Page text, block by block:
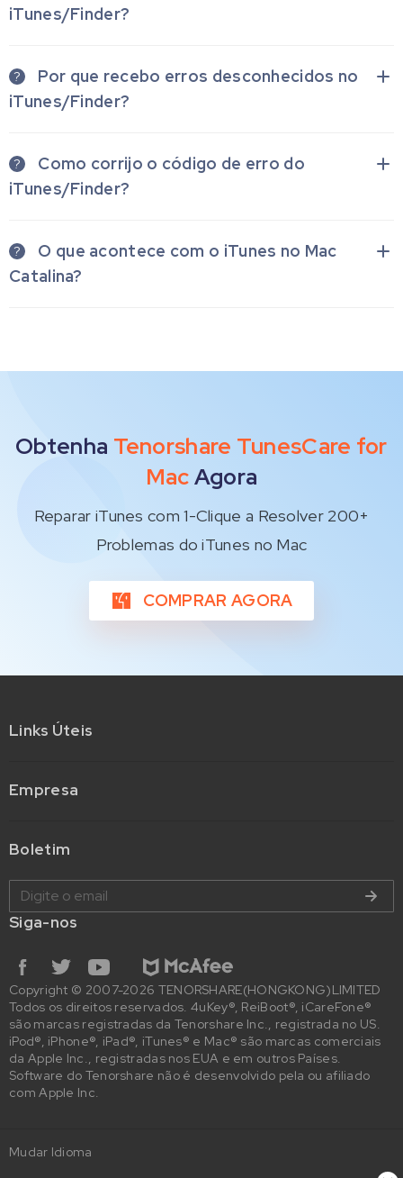
iTunes/Finder?
?
Por que recebo erros desconhecidos no
iTunes/Finder?
?
Como corrijo o código de erro do
iTunes/Finder?
?
O que acontece com o iTunes no Mac
Catalina?
Obtenha Tenorshare TunesCare for
MacAgora
Reparar iTunes com 1-Clique a Resolver 200+
Problemas do iTunes no Mac
COMPRAR AGORA
Links Úteis
Empresa
Boletim
Siga-nos
Copyright © 2007-2026 TENORSHARE(HONGKONG)LIMITED
Todos os direitos reservados. 4uKey®, ReiBoot®, iCareFone®
são marcas registradas da Tenorshare Inc., registrada no US.
iPod®, iPhone®, iPad®, iTunes® e Mac® são marcas comerciais
da Apple Inc., registradas nos EUA e em outros Países.
Software do Tenorshare não é desenvolvido pela ou afiliado
com Apple Inc.
Mudar Idioma